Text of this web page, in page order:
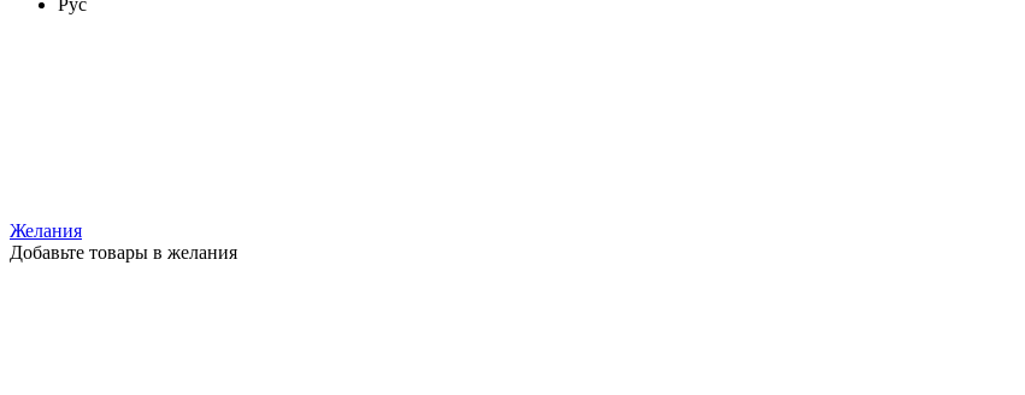
Рус
Желания
Добавьте товары в желания